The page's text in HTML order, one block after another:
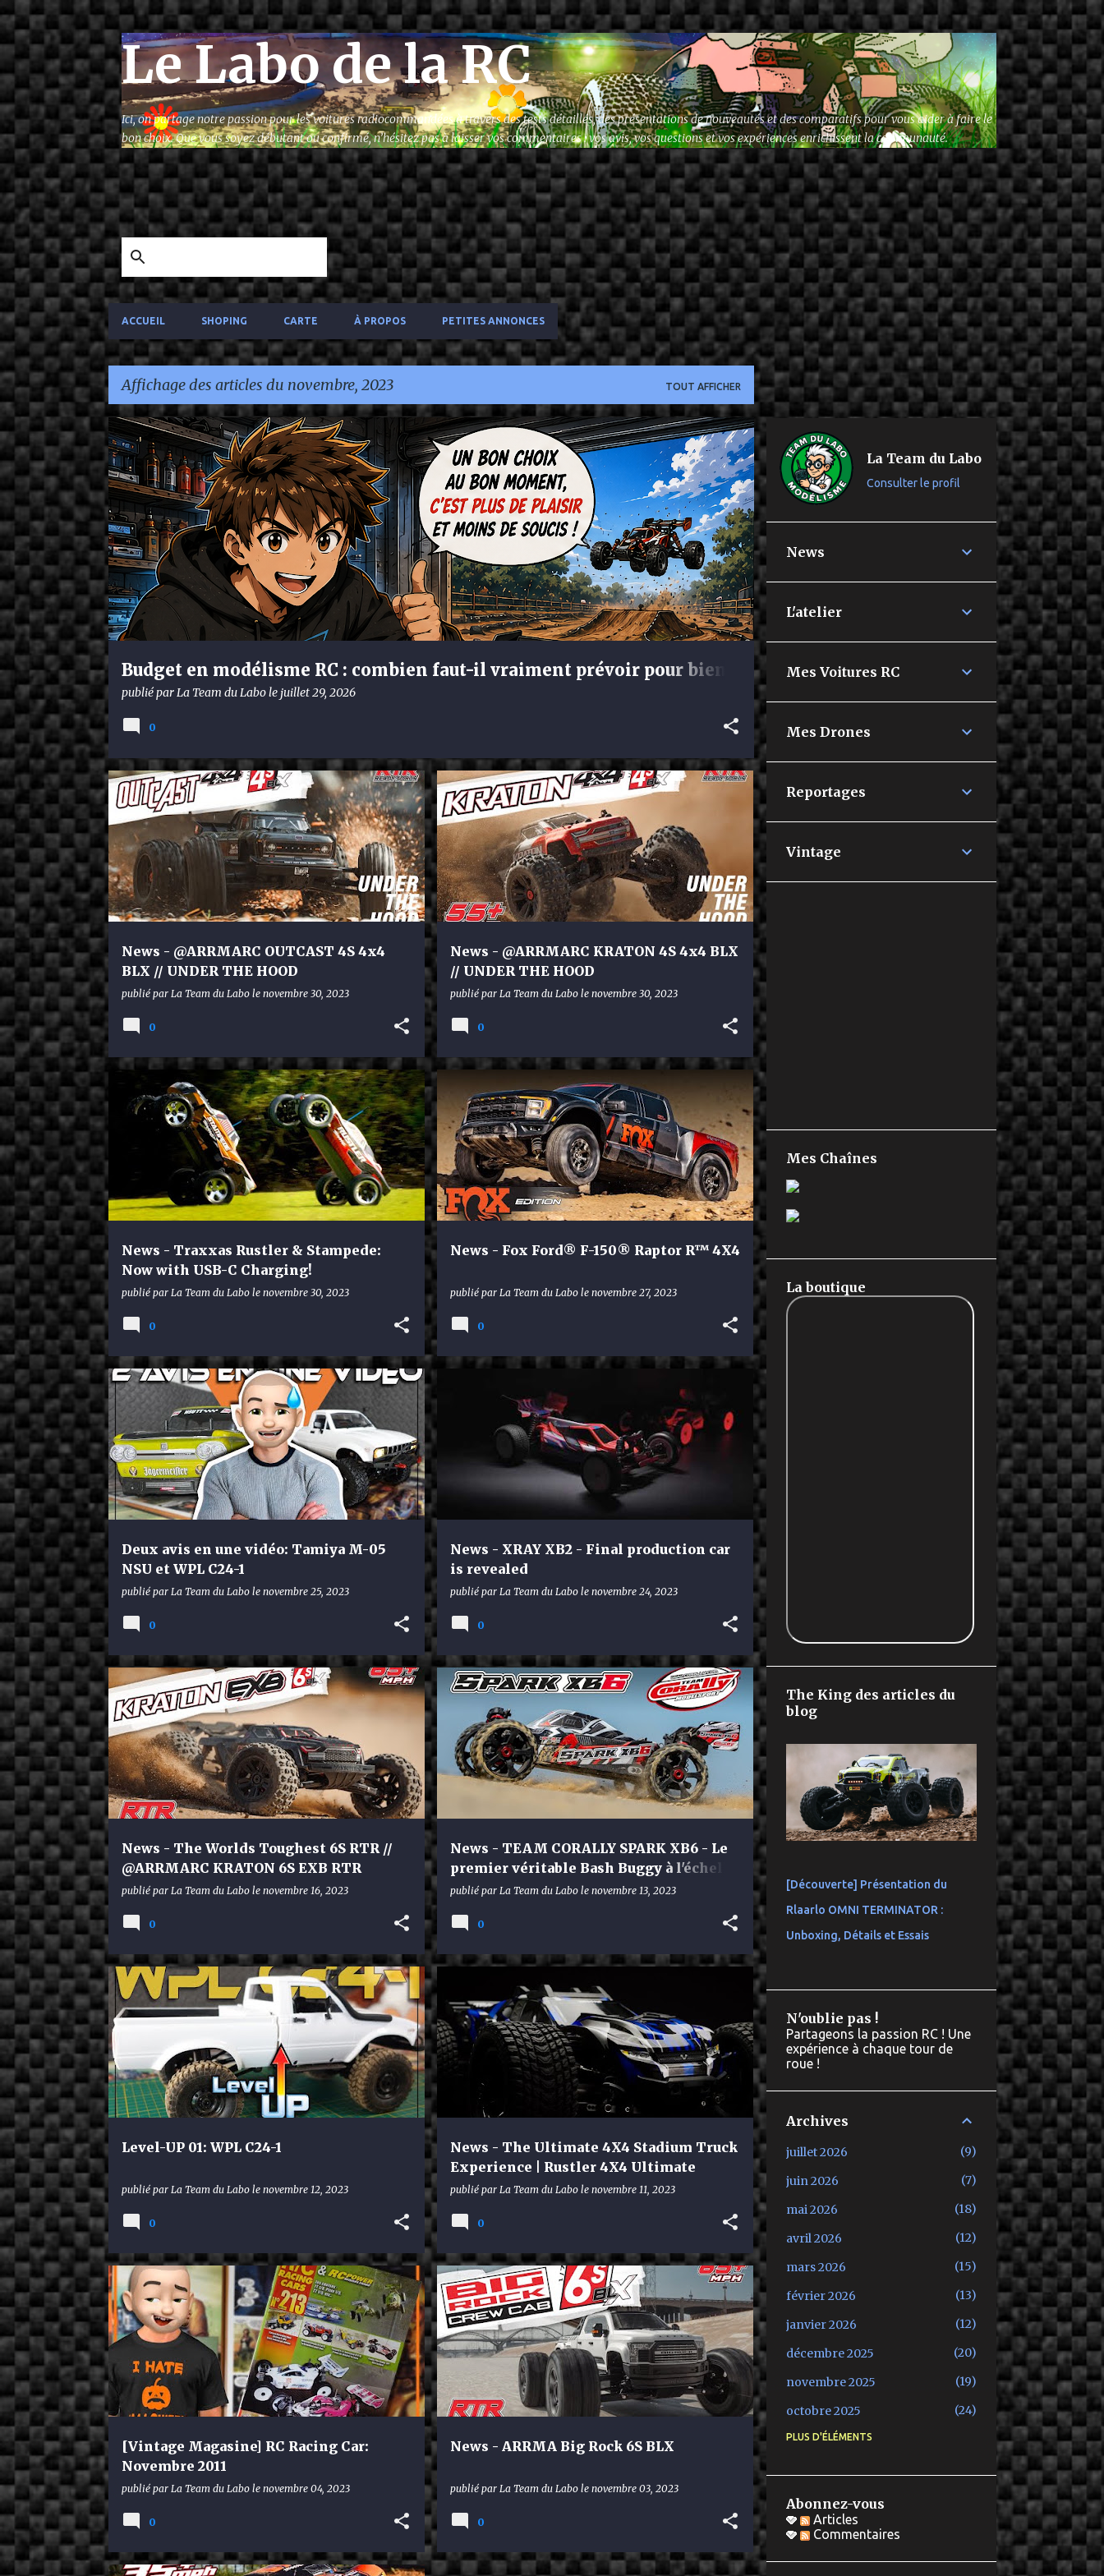
Accéder au contenu principal
Le Labo de la RC
Ici, on partage notre passion pour les voitures radiocommandées à travers des tests détaillés, des présentations de nouveautés et des comparatifs pour vous aider à faire le
bon choix. Que vous soyez débutant ou confirmé, n’hésitez pas à laisser vos commentaires : vos avis, vos questions et vos expériences enrichissent la communauté.
ACCUEIL SHOPING CARTE À PROPOS PETITES ANNONCES
Affichage des articles du novembre, 2023 TOUT AFFICHER
A
r
t
i
c
l
e
s
Budget en modélisme RC : combien faut-il vraiment prévoir pour bien
débuter ?
publié parLa Team du Labole juillet 29, 2026
GUIDES
0
News - @ARRMARC OUTCAST 4S 4x4
BLX // UNDER THE HOOD
publié par La Team du Labo le novembre 30, 2023
ARRMA
0
News - @ARRMARC KRATON 4S 4x4 BLX
// UNDER THE HOOD
publié par La Team du Labo le novembre 30, 2023
ARRMA
0
News - Traxxas Rustler & Stampede:
Now with USB-C Charging!
publié par La Team du Labo le novembre 30, 2023
TRAXXAS
0
News - Fox Ford® F-150® Raptor R™ 4X4
publié par La Team du Labo le novembre 27, 2023
TRAXXAS
0
Deux avis en une vidéo: Tamiya M-05
NSU et WPL C24-1
publié par La Team du Labo le novembre 25, 2023
TAMIYA M-05 NSU WPL C24-1
0
News - XRAY XB2 - Final production car
is revealed
publié par La Team du Labo le novembre 24, 2023
0
News - The Worlds Toughest 6S RTR //
@ARRMARC KRATON 6S EXB RTR
publié par La Team du Labo le novembre 16, 2023
ARRMA
0
News - TEAM CORALLY SPARK XB6 - Le
premier véritable Bash Buggy à l'échelle
1:8
publié par La Team du Labo le novembre 13, 2023
TEAM CORALLY
0
Level-UP 01: WPL C24-1
publié par La Team du Labo le novembre 12, 2023
WPL C24-1
0
News - The Ultimate 4X4 Stadium Truck
Experience | Rustler 4X4 Ultimate
publié par La Team du Labo le novembre 11, 2023
0
[Vintage Magasine] RC Racing Car:
Novembre 2011
publié par La Team du Labo le novembre 04, 2023
VINTAGE MAG
0
News - ARRMA Big Rock 6S BLX
publié par La Team du Labo le novembre 03, 2023
ARRMA
0
La Team du Labo
Consulter le profil
News
L'atelier
Mes Voitures RC
Mes Drones
Reportages
Vintage
Mes Chaînes
La boutique
The King des articles du
blog
[Découverte] Présentation du
Rlaarlo OMNI TERMINATOR :
Unboxing, Détails et Essais
N'oublie pas !
Partageons la passion RC ! Une
expérience à chaque tour de
roue !
Archives
juillet 2026
9
juin 2026
7
mai 2026
18
avril 2026
12
mars 2026
15
février 2026
13
janvier 2026
12
décembre 2025
20
novembre 2025
19
octobre 2025
24
septembre 2025
juillet 2025
juin 2025
PLUS D'ÉLÉMENTS
Abonnez-vous
Articles
Commentaires